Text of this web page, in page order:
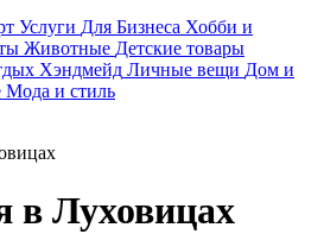
Услуги Для Бизнеса Хобби и
Животные Детские товары
Хэндмейд Личные вещи Дом и
Мода и стиль
в Луховицах